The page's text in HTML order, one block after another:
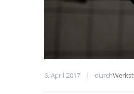
6. April 2017 durch